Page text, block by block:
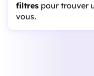
filtres pour trouver
vous.